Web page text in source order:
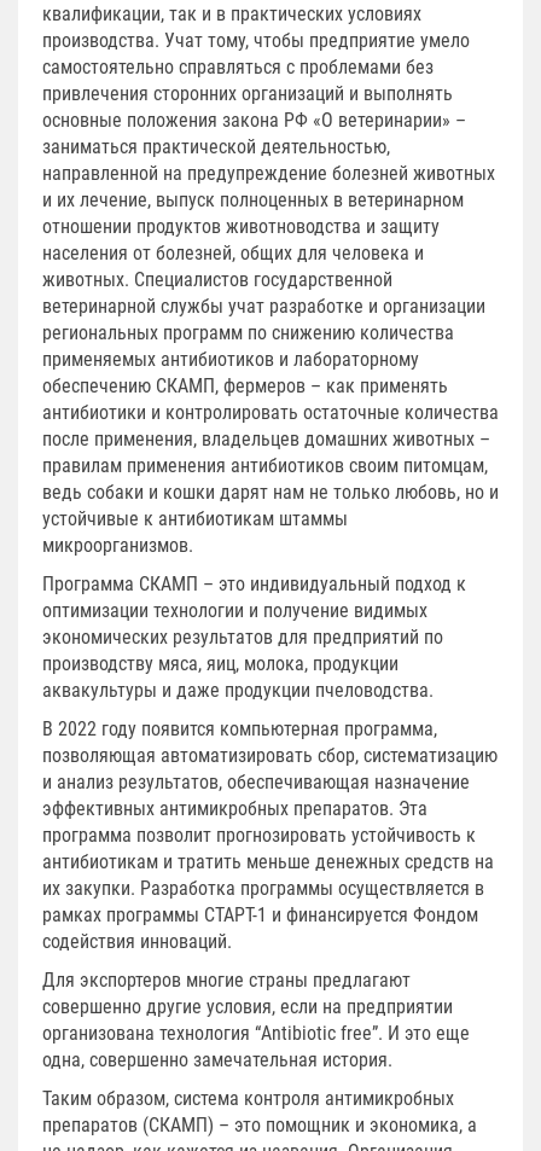
квалификации, так и в практических условиях
производства. Учат тому, чтобы предприятие умело
самостоятельно справляться с проблемами без
привлечения сторонних организаций и выполнять
основные положения закона РФ «О ветеринарии» –
заниматься практической деятельностью,
направленной на предупреждение болезней животных
и их лечение, выпуск полноценных в ветеринарном
отношении продуктов животноводства и защиту
населения от болезней, общих для человека и
животных. Специалистов государственной
ветеринарной службы учат разработке и организации
региональных программ по снижению количества
применяемых антибиотиков и лабораторному
обеспечению СКАМП, фермеров – как применять
антибиотики и контролировать остаточные количества
после применения, владельцев домашних животных –
правилам применения антибиотиков своим питомцам,
ведь собаки и кошки дарят нам не только любовь, но и
устойчивые к антибиотикам штаммы
микроорганизмов.
Программа СКАМП – это индивидуальный подход к
оптимизации технологии и получение видимых
экономических результатов для предприятий по
производству мяса, яиц, молока, продукции
аквакультуры и даже продукции пчеловодства.
В 2022 году появится компьютерная программа,
позволяющая автоматизировать сбор, систематизацию
и анализ результатов, обеспечивающая назначение
эффективных антимикробных препаратов. Эта
программа позволит прогнозировать устойчивость к
антибиотикам и тратить меньше денежных средств на
их закупки. Разработка программы осуществляется в
рамках программы СТАРТ-1 и финансируется Фондом
содействия инноваций.
Для экспортеров многие страны предлагают
совершенно другие условия, если на предприятии
организована технология “Antibiotic free”. И это еще
одна, совершенно замечательная история.
Таким образом, система контроля антимикробных
препаратов (СКАМП) – это помощник и экономика, а